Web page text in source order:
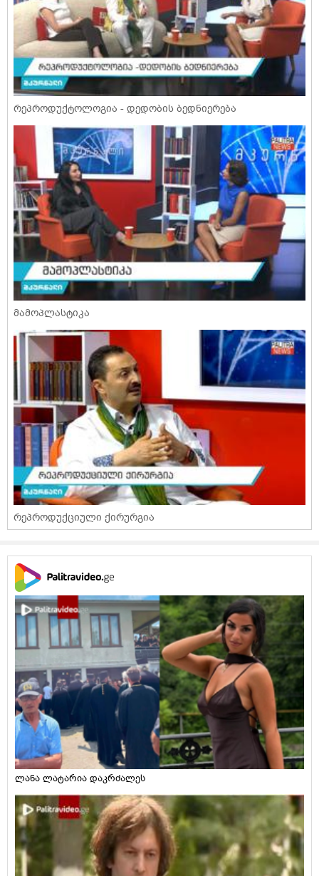
რეპროდუქტოლოგია - დედობის ბედნიერება
მამოპლასტიკა
რეპროდუქციული ქირურგია
ლანა ლატარია დაკრძალეს